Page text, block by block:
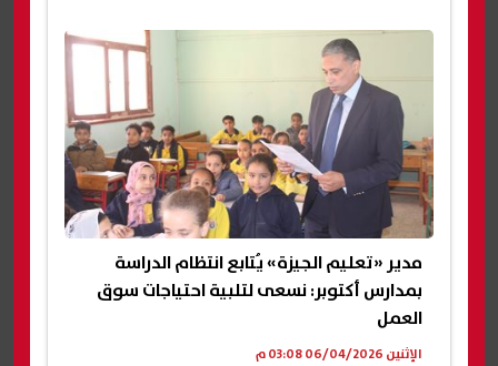
مدير «تعليم الجيزة» يُتابع انتظام الدراسة
بمدارس أكتوبر: نسعى لتلبية احتياجات سوق
العمل
الإثنين 06/04/2026 03:08 م